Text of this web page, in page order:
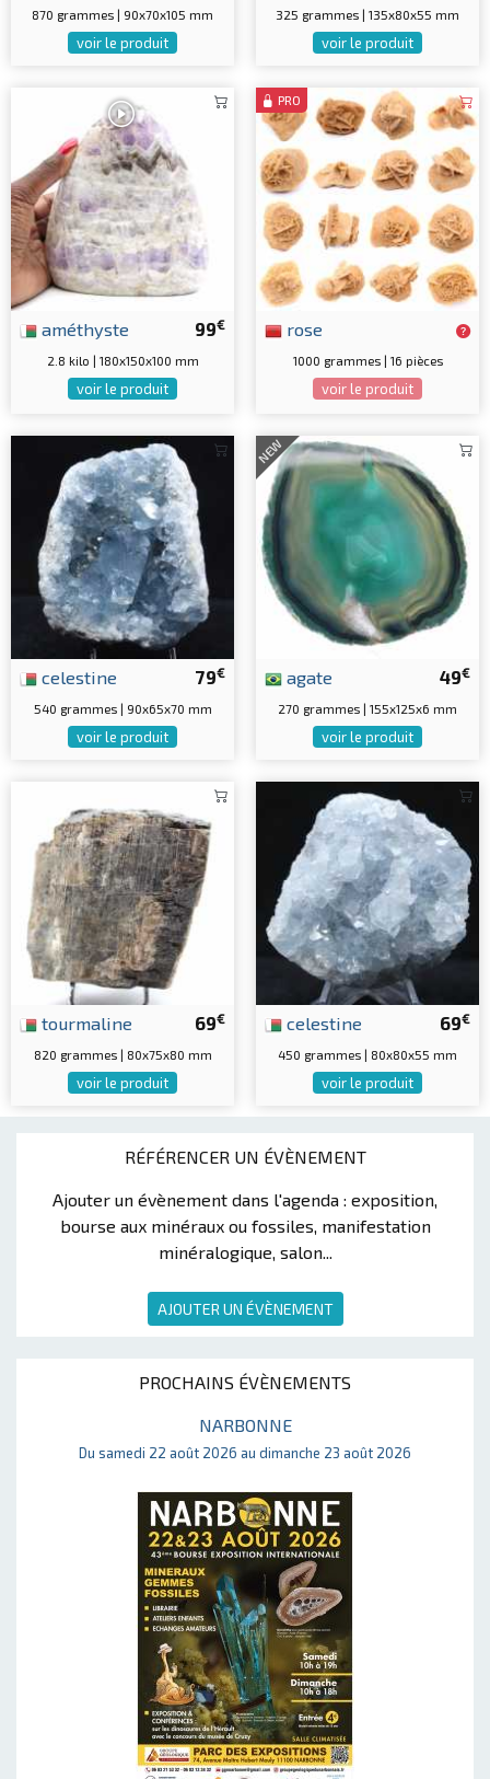
RÉFÉRENCER UN ÉVÈNEMENT
Ajouter un évènement dans l'agenda : exposition,
bourse aux minéraux ou fossiles, manifestation
minéralogique, salon...
AJOUTER UN ÉVÈNEMENT
PROCHAINS ÉVÈNEMENTS
NARBONNE
Du samedi 22 août 2026 au dimanche 23 août 2026
870 grammes | 90x70x105 mm
voir le produit
325 grammes | 135x80x55 mm
voir le produit
99€
améthyste
2.8 kilo | 180x150x100 mm
voir le produit
PRO
rose
1000 grammes | 16 pièces
voir le produit
79€
celestine
540 grammes | 90x65x70 mm
voir le produit
NEW
49€
agate
270 grammes | 155x125x6 mm
voir le produit
69€
tourmaline
820 grammes | 80x75x80 mm
voir le produit
69€
celestine
450 grammes | 80x80x55 mm
voir le produit